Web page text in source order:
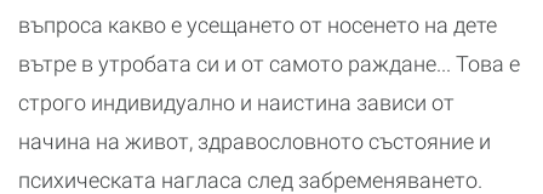
въпроса какво е усещането от носенето на дете
вътре в утробата си и от самото раждане... Това е
строго индивидуално и наистина зависи от
начина на живот, здравословното състояние и
психическата нагласа след забременяването.